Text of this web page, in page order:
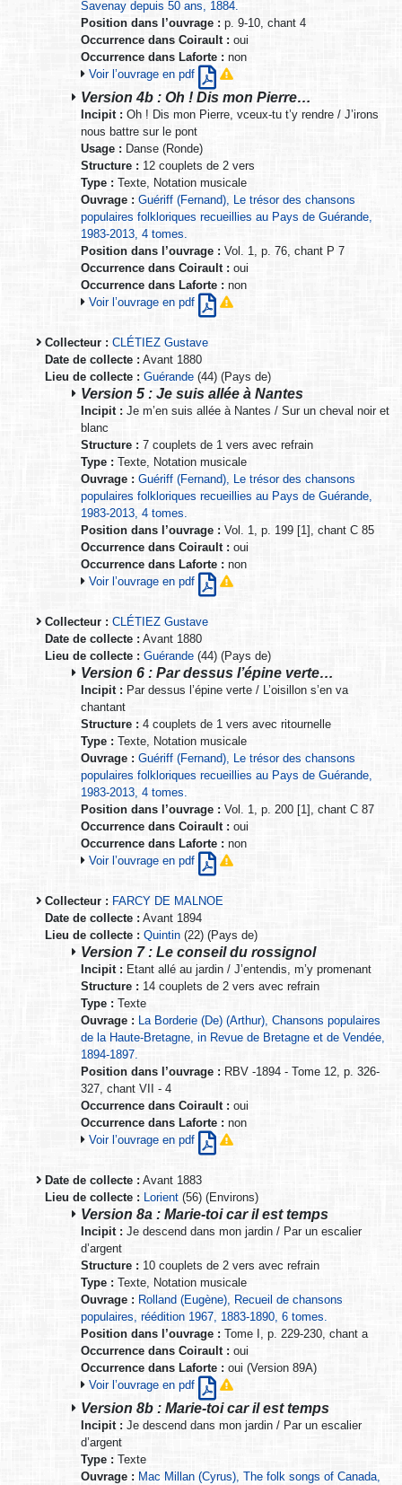
Savenay depuis 50 ans, 1884.
Position dans l’ouvrage : p. 9-10, chant 4
Occurrence dans Coirault : oui
Occurrence dans Laforte : non
Voir l’ouvrage en pdf
Version 4b : Oh ! Dis mon Pierre…
Incipit : Oh ! Dis mon Pierre, vceux-tu t’y rendre / J’irons
nous battre sur le pont
Usage : Danse (Ronde)
Structure : 12 couplets de 2 vers
Type : Texte, Notation musicale
Ouvrage : Guériff (Fernand), Le trésor des chansons
populaires folkloriques recueillies au Pays de Guérande,
1983-2013, 4 tomes.
Position dans l’ouvrage : Vol. 1, p. 76, chant P 7
Occurrence dans Coirault : oui
Occurrence dans Laforte : non
Voir l’ouvrage en pdf
Collecteur : CLÉTIEZ Gustave
Date de collecte : Avant 1880
Lieu de collecte : Guérande (44) (Pays de)
Version 5 : Je suis allée à Nantes
Incipit : Je m’en suis allée à Nantes / Sur un cheval noir et
blanc
Structure : 7 couplets de 1 vers avec refrain
Type : Texte, Notation musicale
Ouvrage : Guériff (Fernand), Le trésor des chansons
populaires folkloriques recueillies au Pays de Guérande,
1983-2013, 4 tomes.
Position dans l’ouvrage : Vol. 1, p. 199 [1], chant C 85
Occurrence dans Coirault : oui
Occurrence dans Laforte : non
Voir l’ouvrage en pdf
Collecteur : CLÉTIEZ Gustave
Date de collecte : Avant 1880
Lieu de collecte : Guérande (44) (Pays de)
Version 6 : Par dessus l’épine verte…
Incipit : Par dessus l’épine verte / L’oisillon s’en va
chantant
Structure : 4 couplets de 1 vers avec ritournelle
Type : Texte, Notation musicale
Ouvrage : Guériff (Fernand), Le trésor des chansons
populaires folkloriques recueillies au Pays de Guérande,
1983-2013, 4 tomes.
Position dans l’ouvrage : Vol. 1, p. 200 [1], chant C 87
Occurrence dans Coirault : oui
Occurrence dans Laforte : non
Voir l’ouvrage en pdf
Collecteur : FARCY DE MALNOE
Date de collecte : Avant 1894
Lieu de collecte : Quintin (22) (Pays de)
Version 7 : Le conseil du rossignol
Incipit : Etant allé au jardin / J’entendis, m’y promenant
Structure : 14 couplets de 2 vers avec refrain
Type : Texte
Ouvrage : La Borderie (De) (Arthur), Chansons populaires
de la Haute-Bretagne, in Revue de Bretagne et de Vendée,
1894-1897.
Position dans l’ouvrage : RBV -1894 - Tome 12, p. 326-
327, chant VII - 4
Occurrence dans Coirault : oui
Occurrence dans Laforte : non
Voir l’ouvrage en pdf
Date de collecte : Avant 1883
Lieu de collecte : Lorient (56) (Environs)
Version 8a : Marie-toi car il est temps
Incipit : Je descend dans mon jardin / Par un escalier
d’argent
Structure : 10 couplets de 2 vers avec refrain
Type : Texte, Notation musicale
Ouvrage : Rolland (Eugène), Recueil de chansons
populaires, réédition 1967, 1883-1890, 6 tomes.
Position dans l’ouvrage : Tome I, p. 229-230, chant a
Occurrence dans Coirault : oui
Occurrence dans Laforte : oui (Version 89A)
Voir l’ouvrage en pdf
Version 8b : Marie-toi car il est temps
Incipit : Je descend dans mon jardin / Par un escalier
d’argent
Type : Texte
Ouvrage : Mac Millan (Cyrus), The folk songs of Canada,